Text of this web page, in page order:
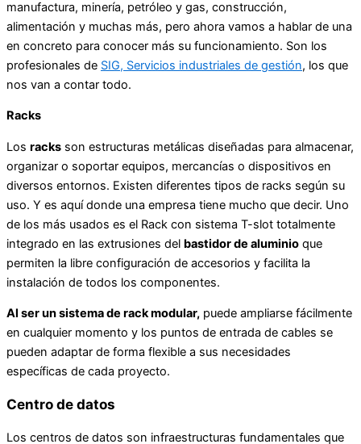
manufactura, minería, petróleo y gas, construcción,
alimentación y muchas más, pero ahora vamos a hablar de una
en concreto para conocer más su funcionamiento. Son los
profesionales de SIG, Servicios industriales de gestión, los que
nos van a contar todo.
Racks
Los racks son estructuras metálicas diseñadas para almacenar,
organizar o soportar equipos, mercancías o dispositivos en
diversos entornos. Existen diferentes tipos de racks según su
uso. Y es aquí donde una empresa tiene mucho que decir. Uno
de los más usados es el Rack con sistema T-slot totalmente
integrado en las extrusiones del bastidor de aluminio que
permiten la libre configuración de accesorios y facilita la
instalación de todos los componentes.
Al ser un sistema de rack modular, puede ampliarse fácilmente
en cualquier momento y los puntos de entrada de cables se
pueden adaptar de forma flexible a sus necesidades
específicas de cada proyecto.
Centro de datos
Los centros de datos son infraestructuras fundamentales que